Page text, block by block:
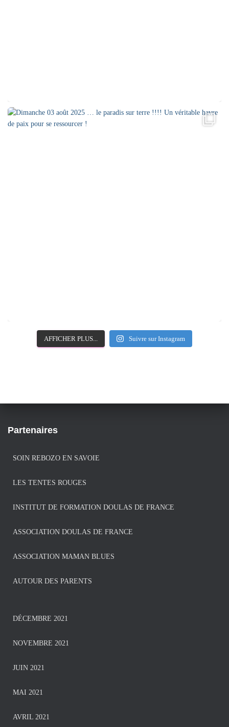
AFFICHER PLUS... Suivre sur Instagram
Partenaires
SOIN REBOZO EN SAVOIE
LES TENTES ROUGES
INSTITUT DE FORMATION DOULAS DE FRANCE
ASSOCIATION DOULAS DE FRANCE
ASSOCIATION MAMAN BLUES
AUTOUR DES PARENTS
DÉCEMBRE 2021
NOVEMBRE 2021
JUIN 2021
MAI 2021
AVRIL 2021